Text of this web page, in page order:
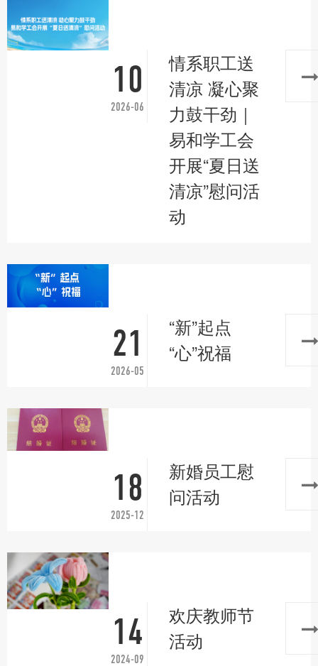
10
2026-06
情系职工送
清凉 凝心聚
力鼓干劲｜
易和学工会
开展“夏日送
清凉”慰问活
动
21
2026-05
“新”起点
“心”祝福
18
2025-12
新婚员工慰
问活动
14
2024-09
欢庆教师节
活动